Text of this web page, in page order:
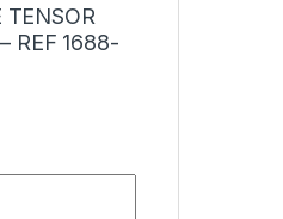
TENSOR
REF 1688-